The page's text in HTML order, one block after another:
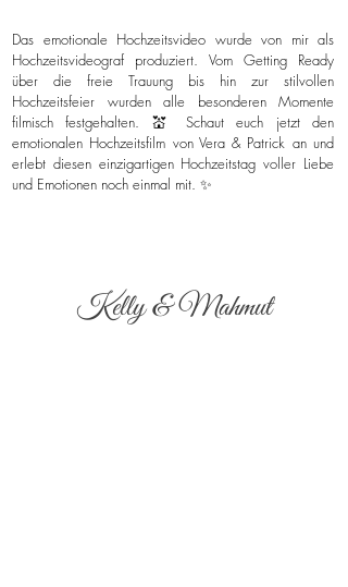
Das emotionale Hochzeitsvideo wurde von mir als
Hochzeitsvideograf produziert. Vom Getting Ready
über die freie Trauung bis hin zur stilvollen
Hochzeitsfeier wurden alle besonderen Momente
filmisch festgehalten. 💒 Schaut euch jetzt den
emotionalen Hochzeitsfilm von Vera & Patrick an und
erlebt diesen einzigartigen Hochzeitstag voller Liebe
und Emotionen noch einmal mit. ✨
Kelly & Mahmut